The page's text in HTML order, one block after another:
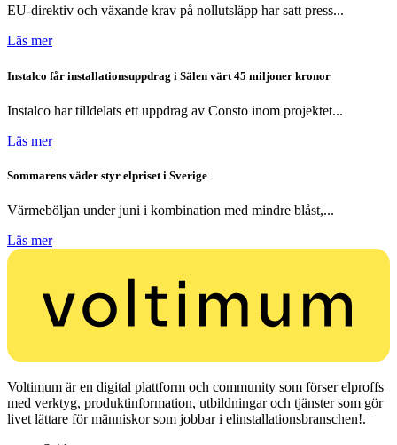
EU-direktiv och växande krav på nollutsläpp har satt press...
Läs mer
Instalco får installationsuppdrag i Sälen värt 45 miljoner kronor
Instalco har tilldelats ett uppdrag av Consto inom projektet...
Läs mer
Sommarens väder styr elpriset i Sverige
Värmeböljan under juni i kombination med mindre blåst,...
Läs mer
Voltimum är en digital plattform och community som förser elproffs
med verktyg, produktinformation, utbildningar och tjänster som gör
livet lättare för människor som jobbar i elinstallationsbranschen!.